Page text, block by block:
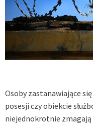
Osoby zastanawiające
posesji czy obiekcie
niejednokrotnie